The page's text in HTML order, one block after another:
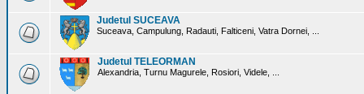
Judetul SUCEAVA
Suceava, Campulung, Radauti, Falticeni, Vatra Dornei, ...
Judetul TELEORMAN
Alexandria, Turnu Magurele, Rosiori, Videle, ...